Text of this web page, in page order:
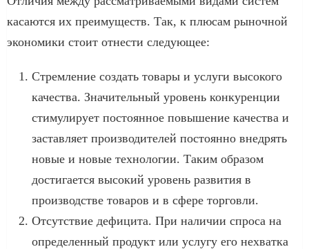
касаются их преимуществ. Так, к плюсам рыночной
экономики стоит отнести следующее:
Стремление создать товары и услуги высокого
качества. Значительный уровень конкуренции
стимулирует постоянное повышение качества и
заставляет производителей постоянно внедрять
новые и новые технологии. Таким образом
достигается высокий уровень развития в
производстве товаров и в сфере торговли.
Отсутствие дефицита. При наличии спроса на
определенный продукт или услугу его нехватка